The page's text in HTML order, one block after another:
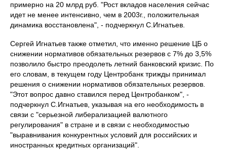
примерно на 20 млрд руб. "Рост вкладов населения сейчас
идет не менее интенсивно, чем в 2003г., положительная
динамика восстановлена", - подчеркнул С.Игнатьев.
Сергей Игнатьев также отметил, что именно решение ЦБ о
снижении нормативов обязательных резервов с 7% до 3,5%
позволило быстро преодолеть летний банковский кризис. По
его словам, в текущем году Центробанк трижды принимал
решения о снижении нормативов обязательных резервов.
"Этот вопрос давно ставился перед Центробанком", -
подчеркнул С.Игнатьев, указывая на его необходимость в
связи с "серьезной либерализацией валютного
регулирования" в стране и в связи с необходимостью
"выравнивания конкурентных условий для российских и
иностранных кредитных организаций".